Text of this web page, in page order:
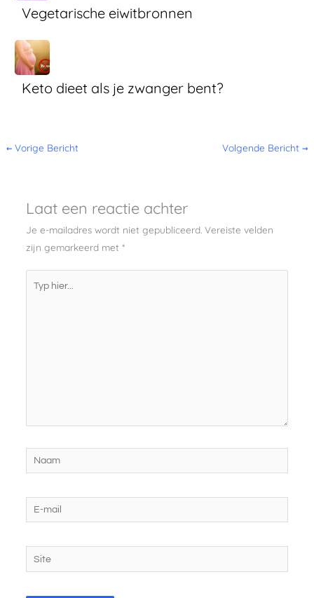
Vegetarische eiwitbronnen
Keto dieet als je zwanger bent?
← Vorige Bericht Volgende Bericht →
Laat een reactie achter
Je e-mailadres wordt niet gepubliceerd. Vereiste velden
zijn gemarkeerd met *
Naam
mail
Site